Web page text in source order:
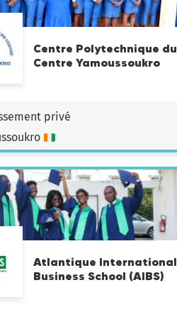
Centre Polytechnique du
Centre Yamoussoukro
privé
Atlantique International
Business School (AIBS)